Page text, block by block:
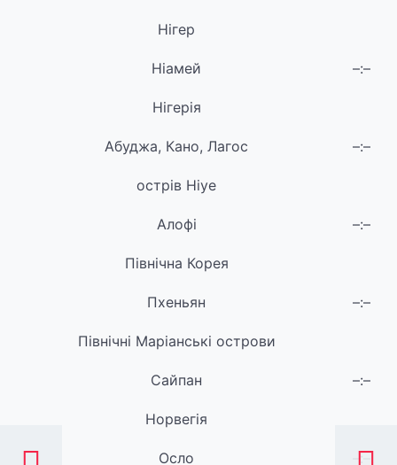
Нігер
Ніамей –:–
Нігерія
Абуджа, Кано, Лагос –:–
острів Ніуе
Алофі –:–
Північна Корея
Пхеньян –:–
Північні Маріанські острови
Сайпан –:–
Норвегія
Осло –:–